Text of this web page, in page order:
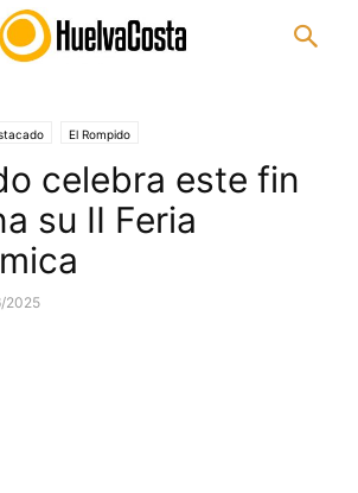
El Rompido
celebra este fin
su II Feria
2025